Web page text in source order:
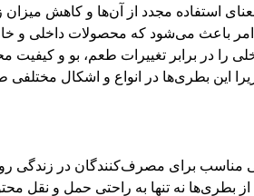
معنای استفاده مجدد از آن‌ها و کاهش
امر باعث می‌شود که محصولات داخلی
را در برابر تغییرات طعم، بو و
این بطری‌ها در انواع و اشکال
مناسب برای مصرف‌کنندگان در زندگی
بطری‌ها نه تنها به راحتی حمل و